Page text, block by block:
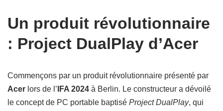
Un produit révolutionnaire
: Project DualPlay d’Acer
Commençons par un produit révolutionnaire présenté par
Acer lors de l’ IFA 2024 à Berlin. Le constructeur a dévoilé
le concept de PC portable baptisé Project DualPlay, qui